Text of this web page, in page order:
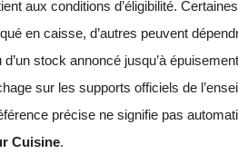
aux conditions d’éligibilité.
en caisse, d’autres peuvent
stock annoncé jusqu’à
sur les supports officiels de
précise ne signifie pas
Cuisine.